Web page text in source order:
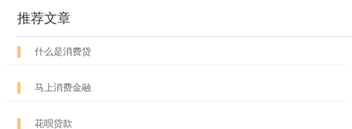
推荐文章
▌ 什么是消费贷
▌ 马上消费金融
▌ 花呗贷款